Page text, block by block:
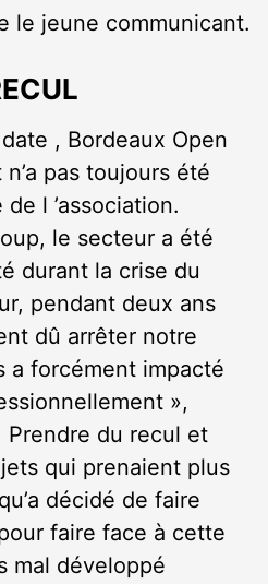
le jeune communicant.
, Bordeaux Open
pas toujours été
l ’association.
le secteur a été
durant la crise du
pendant deux ans
dû arrêter notre
a forcément impacté
»,
Prendre du recul et
qui prenaient plus
décidé de faire
faire face à cette
mal développé